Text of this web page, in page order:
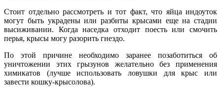
Стоит отдельно рассмотреть и тот факт, что яйца индоуток
могут быть украдены или разбиты крысами еще на стадии
высиживании. Когда наседка отходит поесть или смочить
перья, крысы могу разорить гнездо.
По этой причине необходимо заранее позаботиться об
уничтожении этих грызунов желательно без применения
химикатов (лучше использовать ловушки для крыс или
завести кошку-крысолова).